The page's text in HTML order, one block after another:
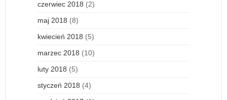
czerwiec 2018 (2)
maj 2018 (8)
kwiecień 2018 (5)
marzec 2018 (10)
luty 2018 (5)
styczeń 2018 (4)